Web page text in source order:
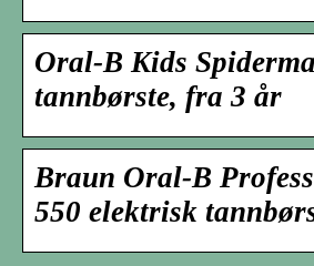
Oral-B Kids
tannbørste, fra 3 år
Braun Oral-B
550 elektrisk